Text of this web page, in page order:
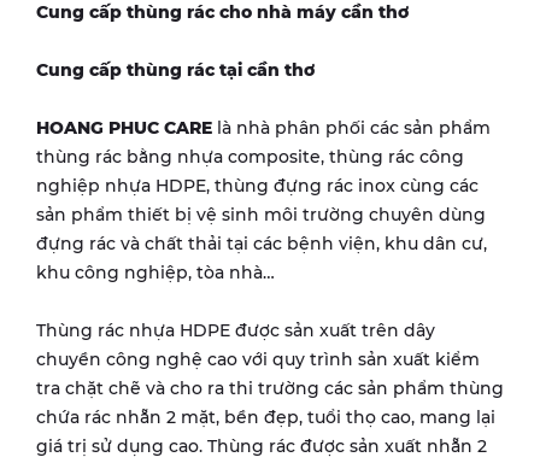
Cung cấp thùng rác cho nhà máy cần thơ
Cung cấp thùng rác tại cần thơ
HOANG PHUC CARE là nhà phân phối các sản phẩm
thùng rác bằng nhựa composite, thùng rác công
nghiệp nhựa HDPE, thùng đựng rác inox cùng các
sản phẩm thiết bị vệ sinh môi trường chuyên dùng
đựng rác và chất thải tại các bệnh viện, khu dân cư,
khu công nghiệp, tòa nhà…
Thùng rác nhựa HDPE được sản xuất trên dây
chuyền công nghệ cao với quy trình sản xuất kiểm
tra chặt chẽ và cho ra thi trường các sản phẩm thùng
chứa rác nhẵn 2 mặt, bền đẹp, tuổi thọ cao, mang lại
giá trị sử dụng cao. Thùng rác được sản xuất nhẵn 2